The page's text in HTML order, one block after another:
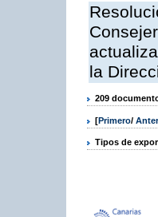
la
209
[Primero/
Tipos de